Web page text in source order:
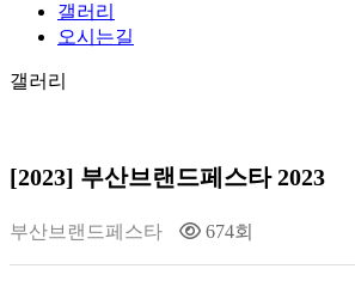
갤러리
오시는길
갤러리
[2023] 부산브랜드페스타 2023
부산브랜드페스타 674회